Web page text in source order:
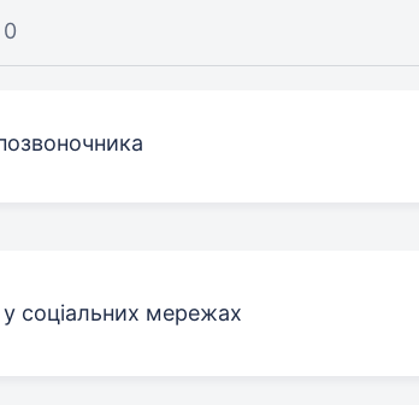
0
соціальних мережах